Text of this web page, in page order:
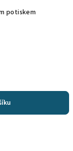
potiskem